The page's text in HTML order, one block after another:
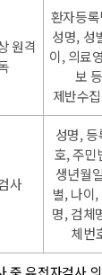
원격
환자등
성명, 성
이, 의료
보 등
제반수
사
성명,
호, 주민
생년월
별, 나이
명, 검체
체번